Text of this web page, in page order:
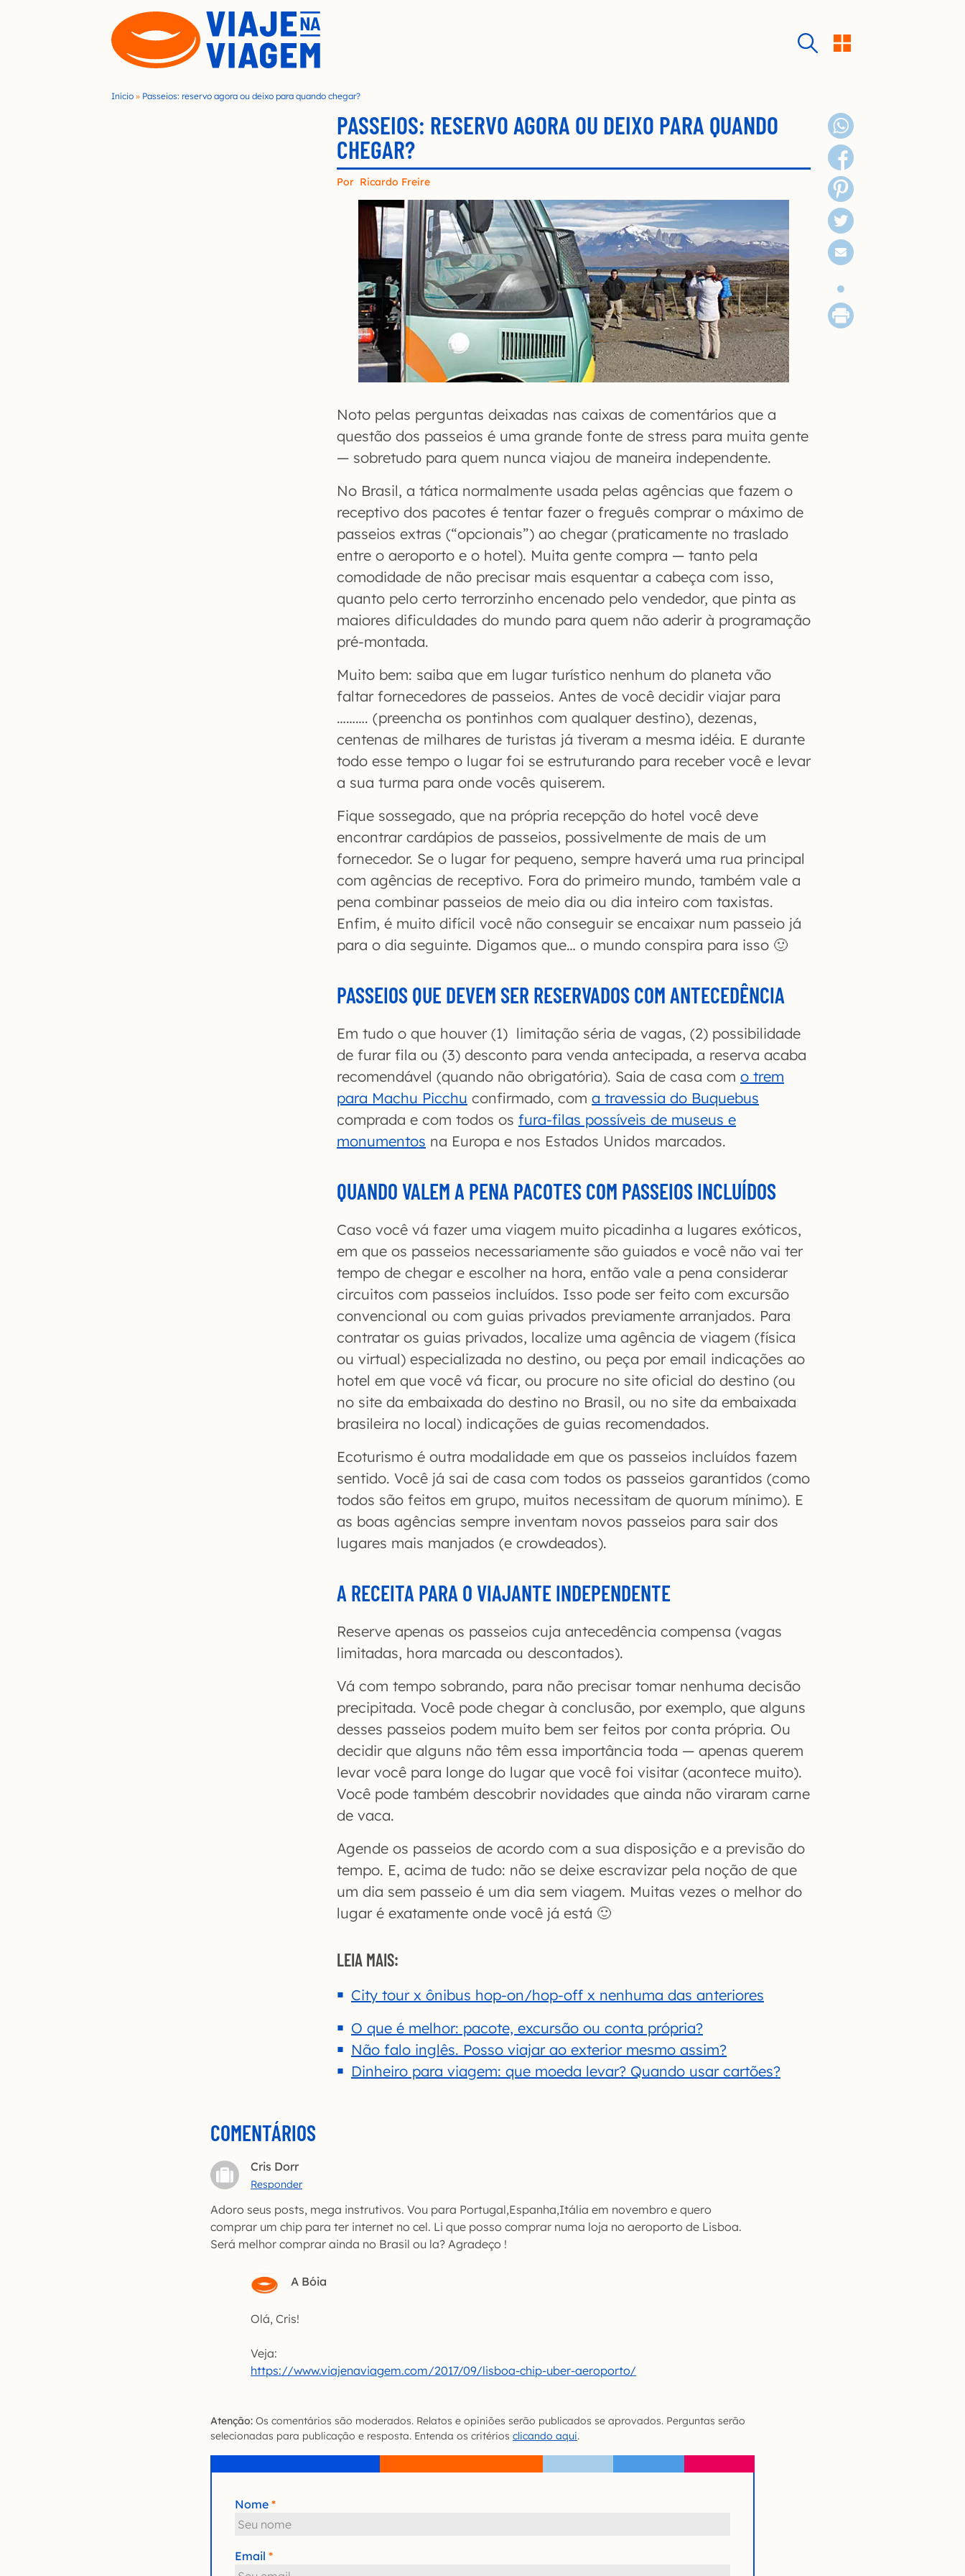
Início » Passeios: reservo agora ou deixo para quando chegar?
PASSEIOS: RESERVO AGORA OU DEIXO PARA QUANDO
CHEGAR?
Por Ricardo Freire
Noto pelas perguntas deixadas nas caixas de comentários que a
questão dos passeios é uma grande fonte de stress para muita gente
— sobretudo para quem nunca viajou de maneira independente.
No Brasil, a tática normalmente usada pelas agências que fazem o
receptivo dos pacotes é tentar fazer o freguês comprar o máximo de
passeios extras (“opcionais”) ao chegar (praticamente no traslado
entre o aeroporto e o hotel). Muita gente compra — tanto pela
comodidade de não precisar mais esquentar a cabeça com isso,
quanto pelo certo terrorzinho encenado pelo vendedor, que pinta as
maiores dificuldades do mundo para quem não aderir à programação
pré-montada.
Muito bem: saiba que em lugar turístico nenhum do planeta vão
faltar fornecedores de passeios. Antes de você decidir viajar para
………. (preencha os pontinhos com qualquer destino), dezenas,
centenas de milhares de turistas já tiveram a mesma idéia. E durante
todo esse tempo o lugar foi se estruturando para receber você e levar
a sua turma para onde vocês quiserem.
Fique sossegado, que na própria recepção do hotel você deve
encontrar cardápios de passeios, possivelmente de mais de um
fornecedor. Se o lugar for pequeno, sempre haverá uma rua principal
com agências de receptivo. Fora do primeiro mundo, também vale a
pena combinar passeios de meio dia ou dia inteiro com taxistas.
Enfim, é muito difícil você não conseguir se encaixar num passeio já
para o dia seguinte. Digamos que… o mundo conspira para isso 🙂
PASSEIOS QUE DEVEM SER RESERVADOS COM ANTECEDÊNCIA
Em tudo o que houver (1) limitação séria de vagas, (2) possibilidade
de furar fila ou (3) desconto para venda antecipada, a reserva acaba
recomendável (quando não obrigatória). Saia de casa com o trem
para Machu Picchu confirmado, com a travessia do Buquebus
comprada e com todos os fura-filas possíveis de museus e
monumentos na Europa e nos Estados Unidos marcados.
QUANDO VALEM A PENA PACOTES COM PASSEIOS INCLUÍDOS
Caso você vá fazer uma viagem muito picadinha a lugares exóticos,
em que os passeios necessariamente são guiados e você não vai ter
tempo de chegar e escolher na hora, então vale a pena considerar
circuitos com passeios incluídos. Isso pode ser feito com excursão
convencional ou com guias privados previamente arranjados. Para
contratar os guias privados, localize uma agência de viagem (física
ou virtual) especializada no destino, ou peça por email indicações ao
hotel em que você vá ficar, ou procure no site oficial do destino (ou
no site da embaixada do destino no Brasil, ou no site da embaixada
brasileira no local) indicações de guias recomendados.
Ecoturismo é outra modalidade em que os passeios incluídos fazem
sentido. Você já sai de casa com todos os passeios garantidos (como
todos são feitos em grupo, muitos necessitam de quorum mínimo). E
as boas agências sempre inventam novos passeios para sair dos
lugares mais manjados (e crowdeados).
A RECEITA PARA O VIAJANTE INDEPENDENTE
Reserve apenas os passeios cuja antecedência compensa (vagas
limitadas, hora marcada ou descontados).
Vá com tempo sobrando, para não precisar tomar nenhuma decisão
precipitada. Você pode chegar à conclusão, por exemplo, que alguns
desses passeios podem muito bem ser feitos por conta própria. Ou
decidir que alguns não têm essa importância toda — apenas querem
levar você para longe do lugar que você foi visitar (acontece muito).
Você pode também descobrir novidades que ainda não viraram carne
de vaca.
Agende os passeios de acordo com a sua disposição e a previsão do
tempo. E, acima de tudo: não se deixe escravizar pela noção de que
um dia sem passeio é um dia sem viagem. Muitas vezes o melhor do
lugar é exatamente onde você já está 🙂
LEIA MAIS:
City tour x ônibus hop-on/hop-off x nenhuma das anteriores
O que é melhor: pacote, excursão ou conta própria?
Não falo inglês. Posso viajar ao exterior mesmo assim?
Dinheiro para viagem: que moeda levar? Quando usar cartões?
COMENTÁRIOS
Cris Dorr
Responder
Adoro seus posts, mega instrutivos. Vou para Portugal,Espanha,Itália em novembro e quero
comprar um chip para ter internet no cel. Li que posso comprar numa loja no aeroporto de Lisboa.
Será melhor comprar ainda no Brasil ou la? Agradeço !
A Bóia
Olá, Cris!
Veja:
https://www.viajenaviagem.com/2017/09/lisboa-chip-uber-aeroporto/
Atenção: Os comentários são moderados. Relatos e opiniões serão publicados se aprovados. Perguntas serão
selecionadas para publicação e resposta. Entenda os critérios clicando aqui.
Nome
Email